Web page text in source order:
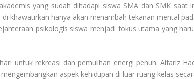
yang sudah dihadapi siswa SMA dan SMK saat
khawatirkan hanya akan menambah tekanan mental
psikologis siswa menjadi fokus utama yang
untuk rekreasi dan pemulihan energi penuh. Alfariz
aspek kehidupan di luar ruang kelas